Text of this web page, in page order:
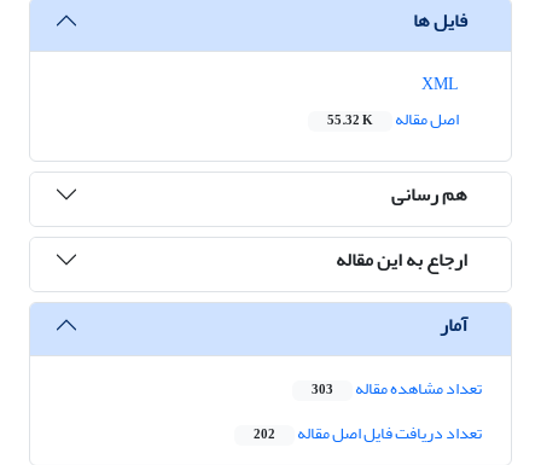
فایل ها
اصل مقاله
55.32 K
هم رسانی
ارجاع به این مقاله
آمار
تعداد مشاهده مقاله 303
تعداد دریافت فایل اصل مقاله 202